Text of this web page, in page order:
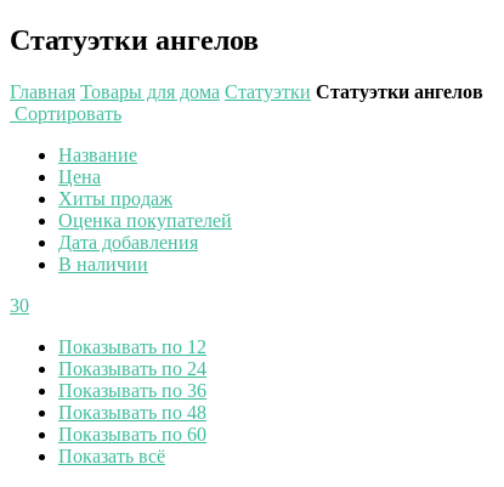
Статуэтки ангелов
Главная Товары для дома Статуэтки Статуэтки ангелов
Сортировать
Название
Цена
Хиты продаж
Оценка покупателей
Дата добавления
В наличии
30
Показывать по 12
Показывать по 24
Показывать по 36
Показывать по 48
Показывать по 60
Показать всё